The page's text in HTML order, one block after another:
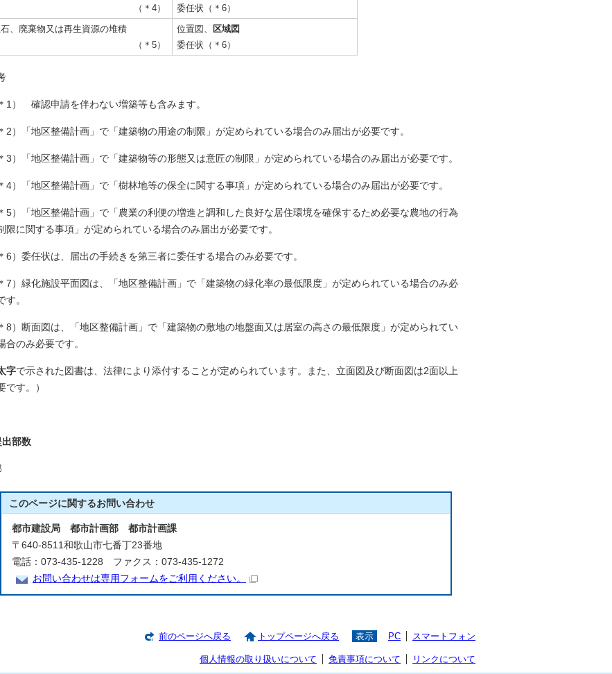
＊4）
委任状（＊6）
、廃棄物又は再生資源の堆積
＊5）
位置図、
区域図
委任状（＊6）
1） 確認申請を伴わない増築等も含みます。
2）「地区整備計画」で「建築物の用途の制限」が定められている場合のみ届出が必要です。
3）「地区整備計画」で「建築物等の形態又は意匠の制限」が定められている場合のみ届出が必要です。
4）「地区整備計画」で「樹林地等の保全に関する事項」が定められている場合のみ届出が必要です。
5）「地区整備計画」で「農業の利便の増進と調和した良好な居住環境を確保するため必要な農地の行為
限に関する事項」が定められている場合のみ届出が必要です。
6）委任状は、届出の手続きを第三者に委任する場合のみ必要です。
＊7）緑化施設平面図は、「地区整備計画」で「建築物の緑化率の最低限度」が定められている場合のみ必
す。
＊8）断面図は、「地区整備計画」で「建築物の敷地の地盤面又は居室の高さの最低限度」が定められてい
合のみ必要です。
字で示された図書は、法律により添付することが定められています。また、立面図及び断面図は2面以上
です。）
出部数
このページに関するお問い合わせ
都市建設局 都市計画部 都市計画課
〒640-8511和歌山市七番丁23番地
電話：073-435-1228 ファクス：073-435-1272
お問い合わせは専用フォームをご利用ください。
前のページへ戻る トップページへ戻る 表示 PC スマートフォン
個人情報の取り扱いについて 免責事項について リンクについて